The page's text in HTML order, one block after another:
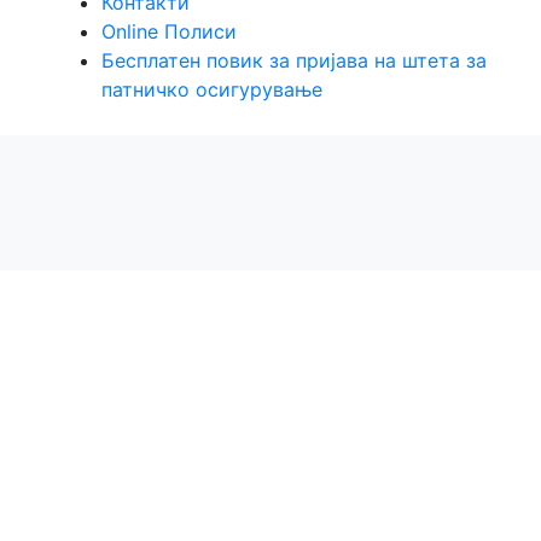
Online Полиси
Бесплатен повик за пријава на штета за
патничко осигурување